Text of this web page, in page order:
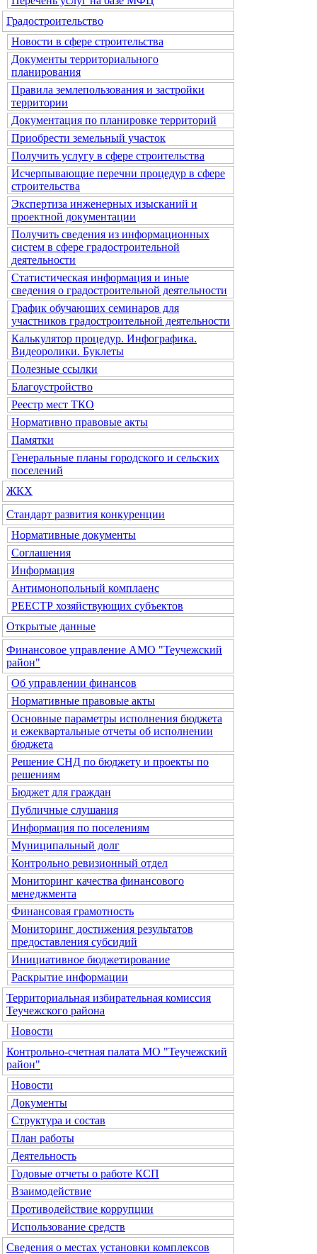
Градостроительство
Новости в сфере строительства
Документы территориального
планирования
Правила землепользования и застройки
территории
Документация по планировке территорий
Приобрести земельный участок
Получить услугу в сфере строительства
Исчерпывающие перечни процедур в сфере
строительства
Экспертиза инженерных изысканий и
проектной документации
Получить сведения из информационных
систем в сфере градостроительной
деятельности
Статистическая информация и иные
сведения о градостроительной деятельности
График обучающих семинаров для
участников градостроительной деятельности
Калькулятор процедур. Инфографика.
Видеоролики. Буклеты
Полезные ссылки
Благоустройство
Реестр мест ТКО
Нормативно правовые акты
Памятки
Генеральные планы городского и сельских
поселений
ЖКХ
Стандарт развития конкуренции
Нормативные документы
Соглашения
Информация
Антимонопольный комплаенс
РЕЕСТР хозяйствующих субъектов
Открытые данные
Финансовое управление АМО "Теучежский
район"
Об управлении финансов
Нормативные правовые акты
Основные параметры исполнения бюджета
и ежеквартальные отчеты об исполнении
бюджета
Решение СНД по бюджету и проекты по
решениям
Бюджет для граждан
Публичные слушания
Информация по поселениям
Муниципальный долг
Контрольно ревизионный отдел
Мониторинг качества финансового
менеджмента
Финансовая грамотность
Мониторинг достижения результатов
предоставления субсидий
Инициативное бюджетирование
Раскрытие информации
Территориальная избирательная комиссия
Теучежского района
Новости
Контрольно-счетная палата МО "Теучежский
район"
Новости
Документы
Структура и состав
План работы
Деятельность
Годовые отчеты о работе КСП
Взаимодействие
Противодействие коррупции
Использование средств
Сведения о местах установки комплексов